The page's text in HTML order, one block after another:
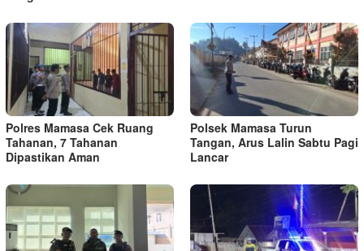
Polres Mamasa Cek Ruang
Tahanan, 7 Tahanan
Dipastikan Aman
Polsek Mamasa Turun
Tangan, Arus Lalin Sabtu Pagi
Lancar